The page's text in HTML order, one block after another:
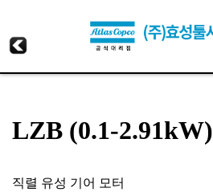
LZB (0.1-2.91kW)
직렬 유성 기어 모터​